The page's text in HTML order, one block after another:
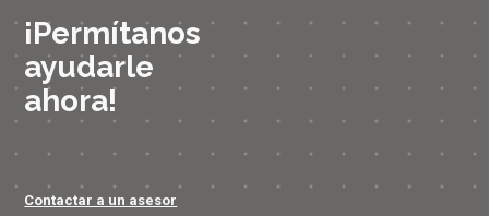
¡Permítanos
ayudarle
ahora!
Contactar a un asesor